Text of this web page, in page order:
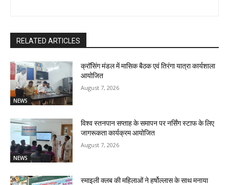
RELATED ARTICLES
NEWS
क्रॉसिंग मंडल में मासिक बैठक एवं तिरंगा यात्रा कार्यशाला
आयोजित
August 7, 2026
NEWS
विश्व स्तनपान सप्ताह के समापन पर नर्सिंग स्टाफ के लिए
जागरूकता कार्यक्रम आयोजित
August 7, 2026
स्माइली क्लब की महिलाओं ने हर्षोल्लास के साथ मनाया